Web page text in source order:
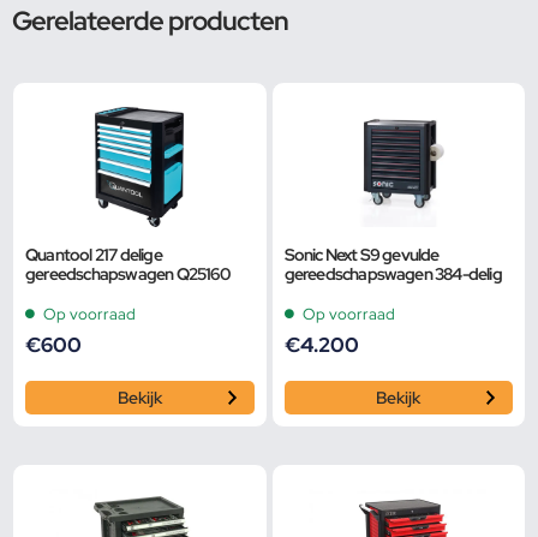
Gerelateerde producten
Quantool 217 delige
gereedschapswagen Q25160
Op voorraad
€600
Bekijk
Sonic Next S9 gevulde
gereedschapswagen 384-delig
Op voorraad
€4.200
Bekijk